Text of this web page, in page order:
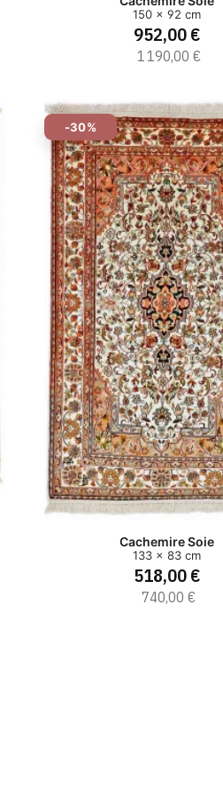
150 x 92 cm
952,00 €
1 190,00 €
-30%
Cachemire Soie
133 x 83 cm
518,00 €
740,00 €